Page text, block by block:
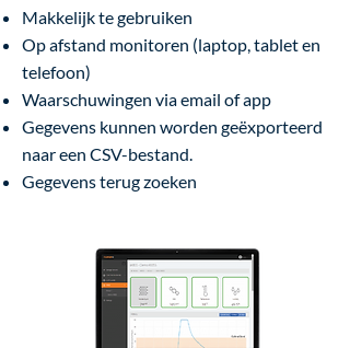
Makkelijk te gebruiken
Op afstand monitoren (laptop, tablet en
telefoon)
Waarschuwingen via email of app
Gegevens kunnen worden geëxporteerd
naar een CSV-bestand.
Gegevens terug zoeken